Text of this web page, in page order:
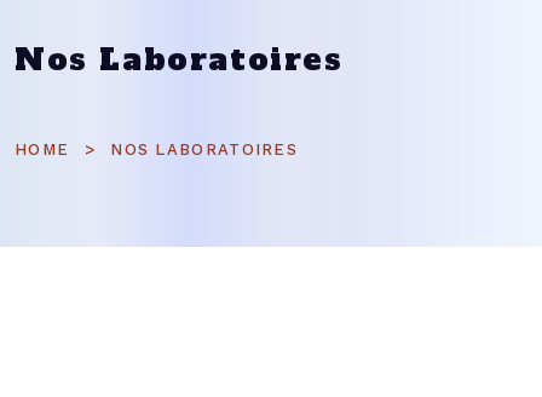
Nos Laboratoires
HOME NOS LABORATOIRES